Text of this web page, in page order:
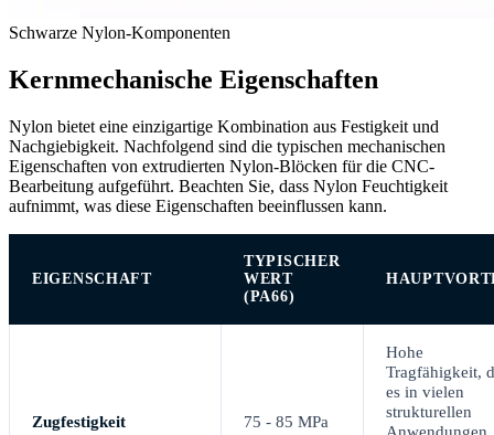
Schwarze Nylon-Komponenten
Kernmechanische Eigenschaften
Nylon bietet eine einzigartige Kombination aus Festigkeit und
Nachgiebigkeit. Nachfolgend sind die typischen mechanischen
Eigenschaften von extrudierten Nylon-Blöcken für die CNC-
Bearbeitung aufgeführt. Beachten Sie, dass Nylon Feuchtigkeit
aufnimmt, was diese Eigenschaften beeinflussen kann.
EIGENSCHAFT
TYPISCHER
WERT
(PA66)
Zugfestigkeit 75 - 85 MPa
Hohe
Tragfähigkeit,
es in vielen
strukturellen
Anwendungen